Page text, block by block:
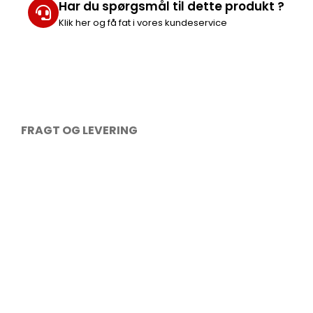
Har du spørgsmål til dette produkt ?
Klik her og få fat i vores kundeservice
FRAGT OG LEVERING